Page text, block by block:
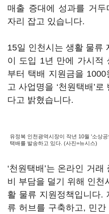
매출 증대에 성과를 거
자리 잡고 있습니다.
15일 인천시는 생활 물류
이 도입 1년 만에 가시적
부터 택배 지원금을
고 사업명을 ‘천원택배’
다고 밝혔습니다.
유정복 인천광역시장이 작년 10월 '소상
택배를 발송하고 있다. (사진=뉴시스)
‘천원택배’는 온라인 거
비 부담을 덜기 위해 인천
활 물류 지원정책입니다.
류 허브를 구축하고, 민